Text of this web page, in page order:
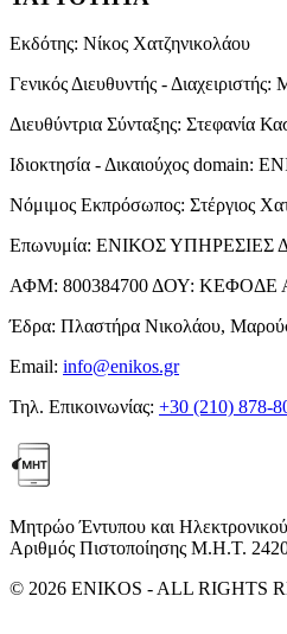
Εκδότης: Νίκος Χατζηνικολάου
Γενικός Διευθυντής - Διαχειριστής:
Διευθύντρια Σύνταξης: Στεφανία
Ιδιοκτησία - Δικαιούχος domain:
Νόμιμος Εκπρόσωπος: Στέργιος
Επωνυμία: ΕΝΙΚΟΣ ΥΠΗΡΕΣΙΕΣ
ΑΦΜ: 800384700 ΔΟΥ: ΚΕΦΟΔΕ
Έδρα: Πλαστήρα Νικολάου,
Email: info@enikos.gr
Τηλ. Επικοινωνίας: +30 (210) 878-
Μητρώο Έντυπου και
Αριθμός Πιστοποίησης Μ.Η.Τ.
© 2026 ENIKOS - ALL RIGHTS